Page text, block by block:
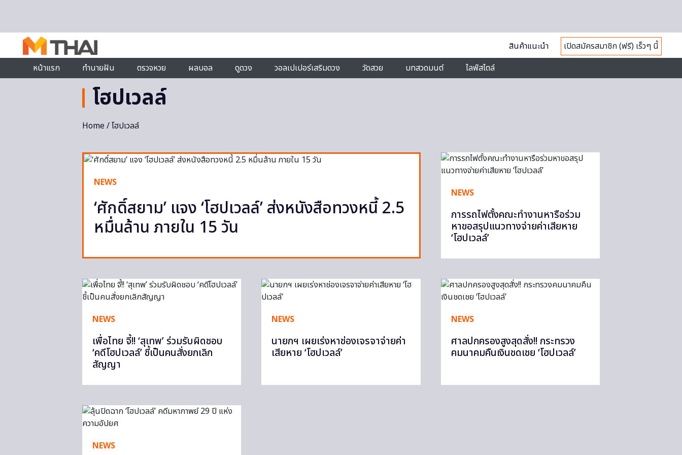
สินค้าแนะนำ
เปิดสมัครสมาชิก (ฟรี) เร็วๆ นี้
หน้าแรก
ทำนายฝัน ตรวจหวย ผลบอล ดูดวง วอลเปเปอร์เสริมดวง วัดสวย บทสวดมนต์ ไลฟ์สไตล์
โฮปเวลล์
Home/ โฮปเวลล์
NEWS
‘ศักดิ์สยาม’ แจง ‘โฮปเวลล์’ ส่งหนังสือทวงหนี้ 2.5
หมื่นล้าน ภายใน 15 วัน
NEWS
การรถไฟตั้งคณะทำงานหารือร่วม
หาขอสรุปแนวทางจ่ายค่าเสียหาย
‘โฮปเวลล์’
NEWS
เพื่อไทย จี้!! ‘สุเทพ’ ร่วมรับผิดชอบ
‘คดีโฮปเวลล์’ ชี้เป็นคนสั่งยกเลิก
สัญญา
NEWS
นายกฯ เผยเร่งหาช่องเจรจาจ่ายค่า
เสียหาย ‘โฮปเวลล์’
NEWS
ศาลปกครองสูงสุดสั่ง!! กระทรวง
คมนาคมคืนเงินชดเชย ‘โฮปเวลล์’
NEWS